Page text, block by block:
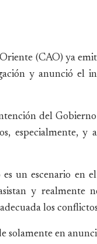
(CAO) ya
y anunció el
del
especialmente, y
un escenario en
y realmente
los
solamente en